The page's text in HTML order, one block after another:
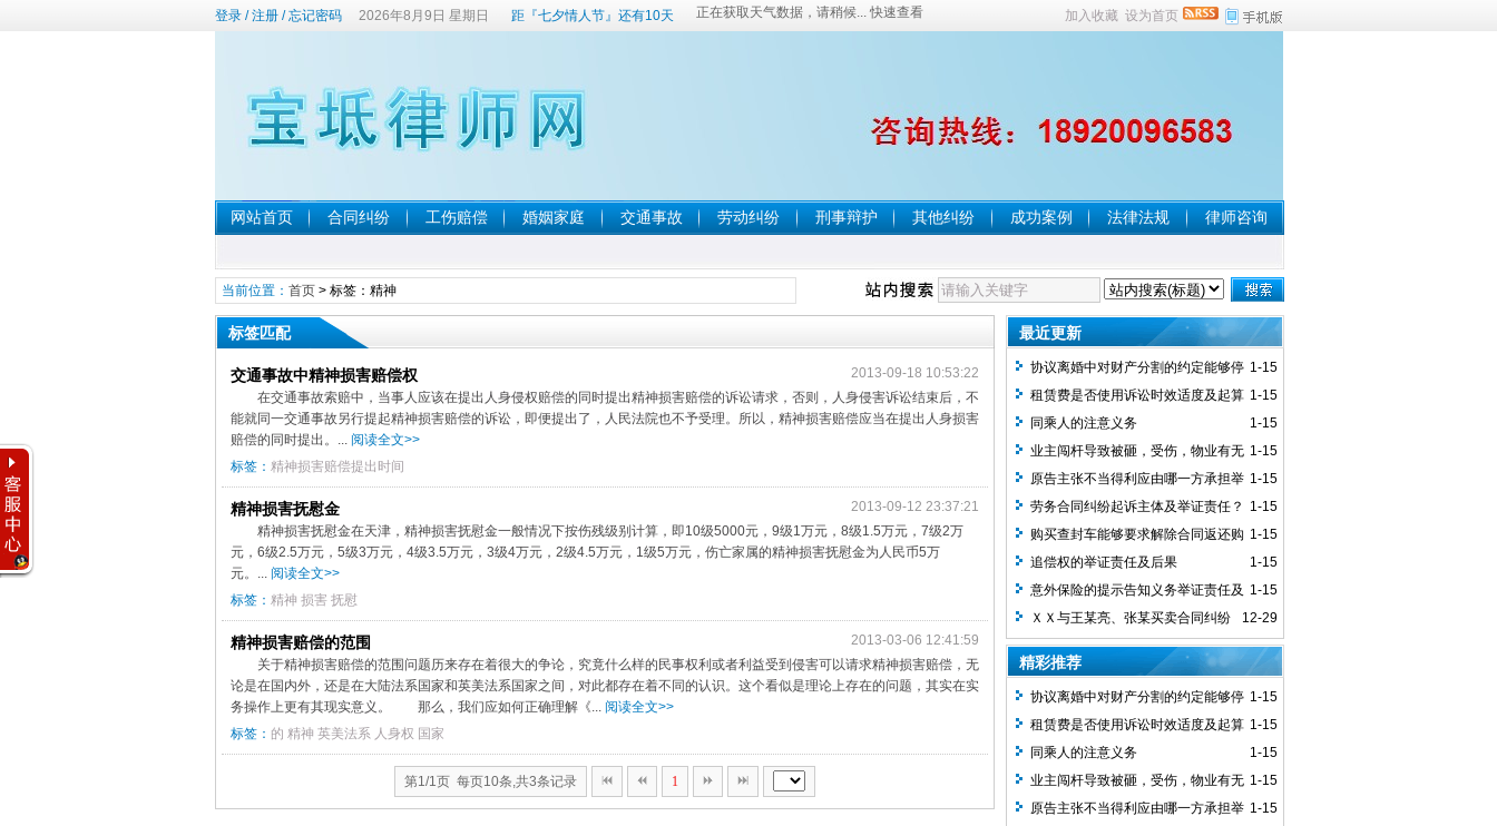
登录/注册/忘记密码 2026年8月9日 星期日 距『七夕情人节』还有10天 加入收藏 设为首页
网站首页 合同纠纷 工伤赔偿 婚姻家庭 交通事故 劳动纠纷 刑事辩护 其他纠纷 成功案例 法律法规 律师咨询
当前位置： 首页> 标签：精神
标签匹配
2013-09-18 10:53:22
交通事故中精神损害赔偿权
在交通事故索赔中，当事人应该在提出人身侵权赔偿的同时提出精神损害赔偿的诉讼请求，否则，人身侵害诉讼结束后，不
能就同一交通事故另行提起精神损害赔偿的诉讼，即便提出了，人民法院也不予受理。所以，精神损害赔偿应当在提出人身损害
赔偿的同时提出。... 阅读全文>>
标签： 精神损害赔偿提出时间
2013-09-12 23:37:21
精神损害抚慰金
精神损害抚慰金在天津，精神损害抚慰金一般情况下按伤残级别计算，即10级5000元，9级1万元，8级1.5万元，7级2万
元，6级2.5万元，5级3万元，4级3.5万元，3级4万元，2级4.5万元，1级5万元，伤亡家属的精神损害抚慰金为人民币5万
元。... 阅读全文>>
标签： 精神 损害 抚慰
2013-03-06 12:41:59
精神损害赔偿的范围
关于精神损害赔偿的范围问题历来存在着很大的争论，究竟什么样的民事权利或者利益受到侵害可以请求精神损害赔偿，无
论是在国内外，还是在大陆法系国家和英美法系国家之间，对此都存在着不同的认识。这个看似是理论上存在的问题，其实在实
务操作上更有其现实意义。 那么，我们应如何正确理解《... 阅读全文>>
标签： 的 精神 英美法系 人身权 国家
第1/1页 每页10条,共3条记录 1
最近更新
1-15
协议离婚中对财产分割的约定能够停
止执行？
1-15
租赁费是否使用诉讼时效适度及起算
点问题 ？
1-15
同乘人的注意义务
1-15
业主闯杆导致被砸，受伤，物业有无
责任？
1-15
原告主张不当得利应由哪一方承担举
证责任？
1-15
劳务合同纠纷起诉主体及举证责任？
1-15
购买查封车能够要求解除合同返还购
车款？
1-15
追偿权的举证责任及后果
1-15
意外保险的提示告知义务举证责任及
裁判规则
12-29
ＸＸ与王某亮、张某买卖合同纠纷
一审民事判决书
精彩推荐
1-15
协议离婚中对财产分割的约定能够停
止执行？
1-15
租赁费是否使用诉讼时效适度及起算
点问题 ？
1-15
同乘人的注意义务
1-15
业主闯杆导致被砸，受伤，物业有无
责任？
1-15
原告主张不当得利应由哪一方承担举